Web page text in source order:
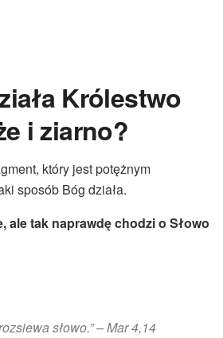
Królestwo
i ziarno?
który jest potężnym
sposób Bóg działa.
ale tak naprawdę chodzi o Słowo
słowo.” – Mar 4,14